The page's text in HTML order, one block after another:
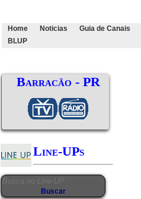
Home Noticias Guia de Canais
BLUP
Barracão - PR
Line-UPs